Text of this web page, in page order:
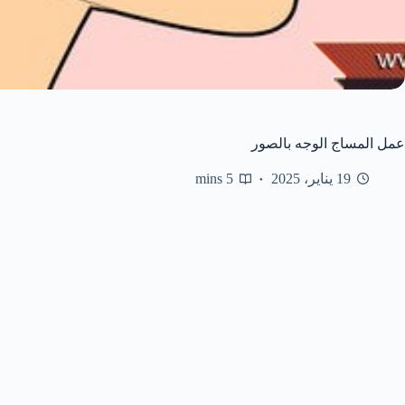
عمل المساج الوجه بالصور
19 يناير، 2025 5 mins